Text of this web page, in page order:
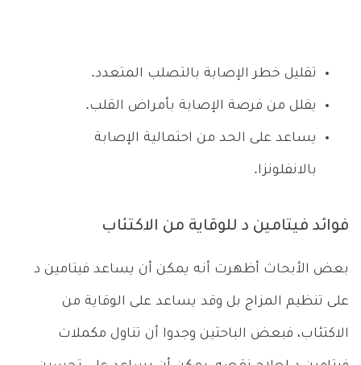
تقليل خطر الإصابة بالتصلب المتعدد.
يقلل من فرصة الإصابة بأمراض القلب.
يساعد على الحد من احتمالية الإصابة
بالانفلونزا.
فوائد فيتامين د للوقاية من الاكتئاب
بعض الأبحاث أظهرت أنه يمكن أن يساعد فيتامين د
على تنظيم المزاج بل وقد يساعد على الوقاية من
الاكتئاب، فبعض الباحثين وجدوا أن تناول مكملات